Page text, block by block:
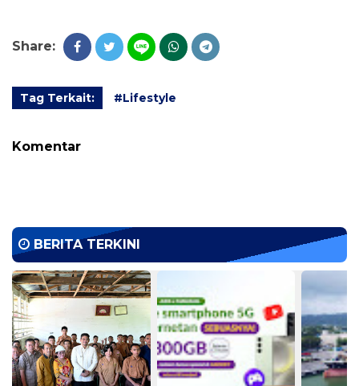
Share:
Tag Terkait: #Lifestyle
Komentar
BERITA TERKINI